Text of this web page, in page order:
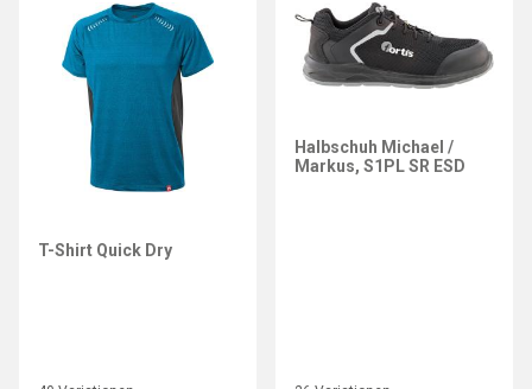
T-Shirt Quick Dry
Halbschuh Michael /
Markus, S1PL SR ESD